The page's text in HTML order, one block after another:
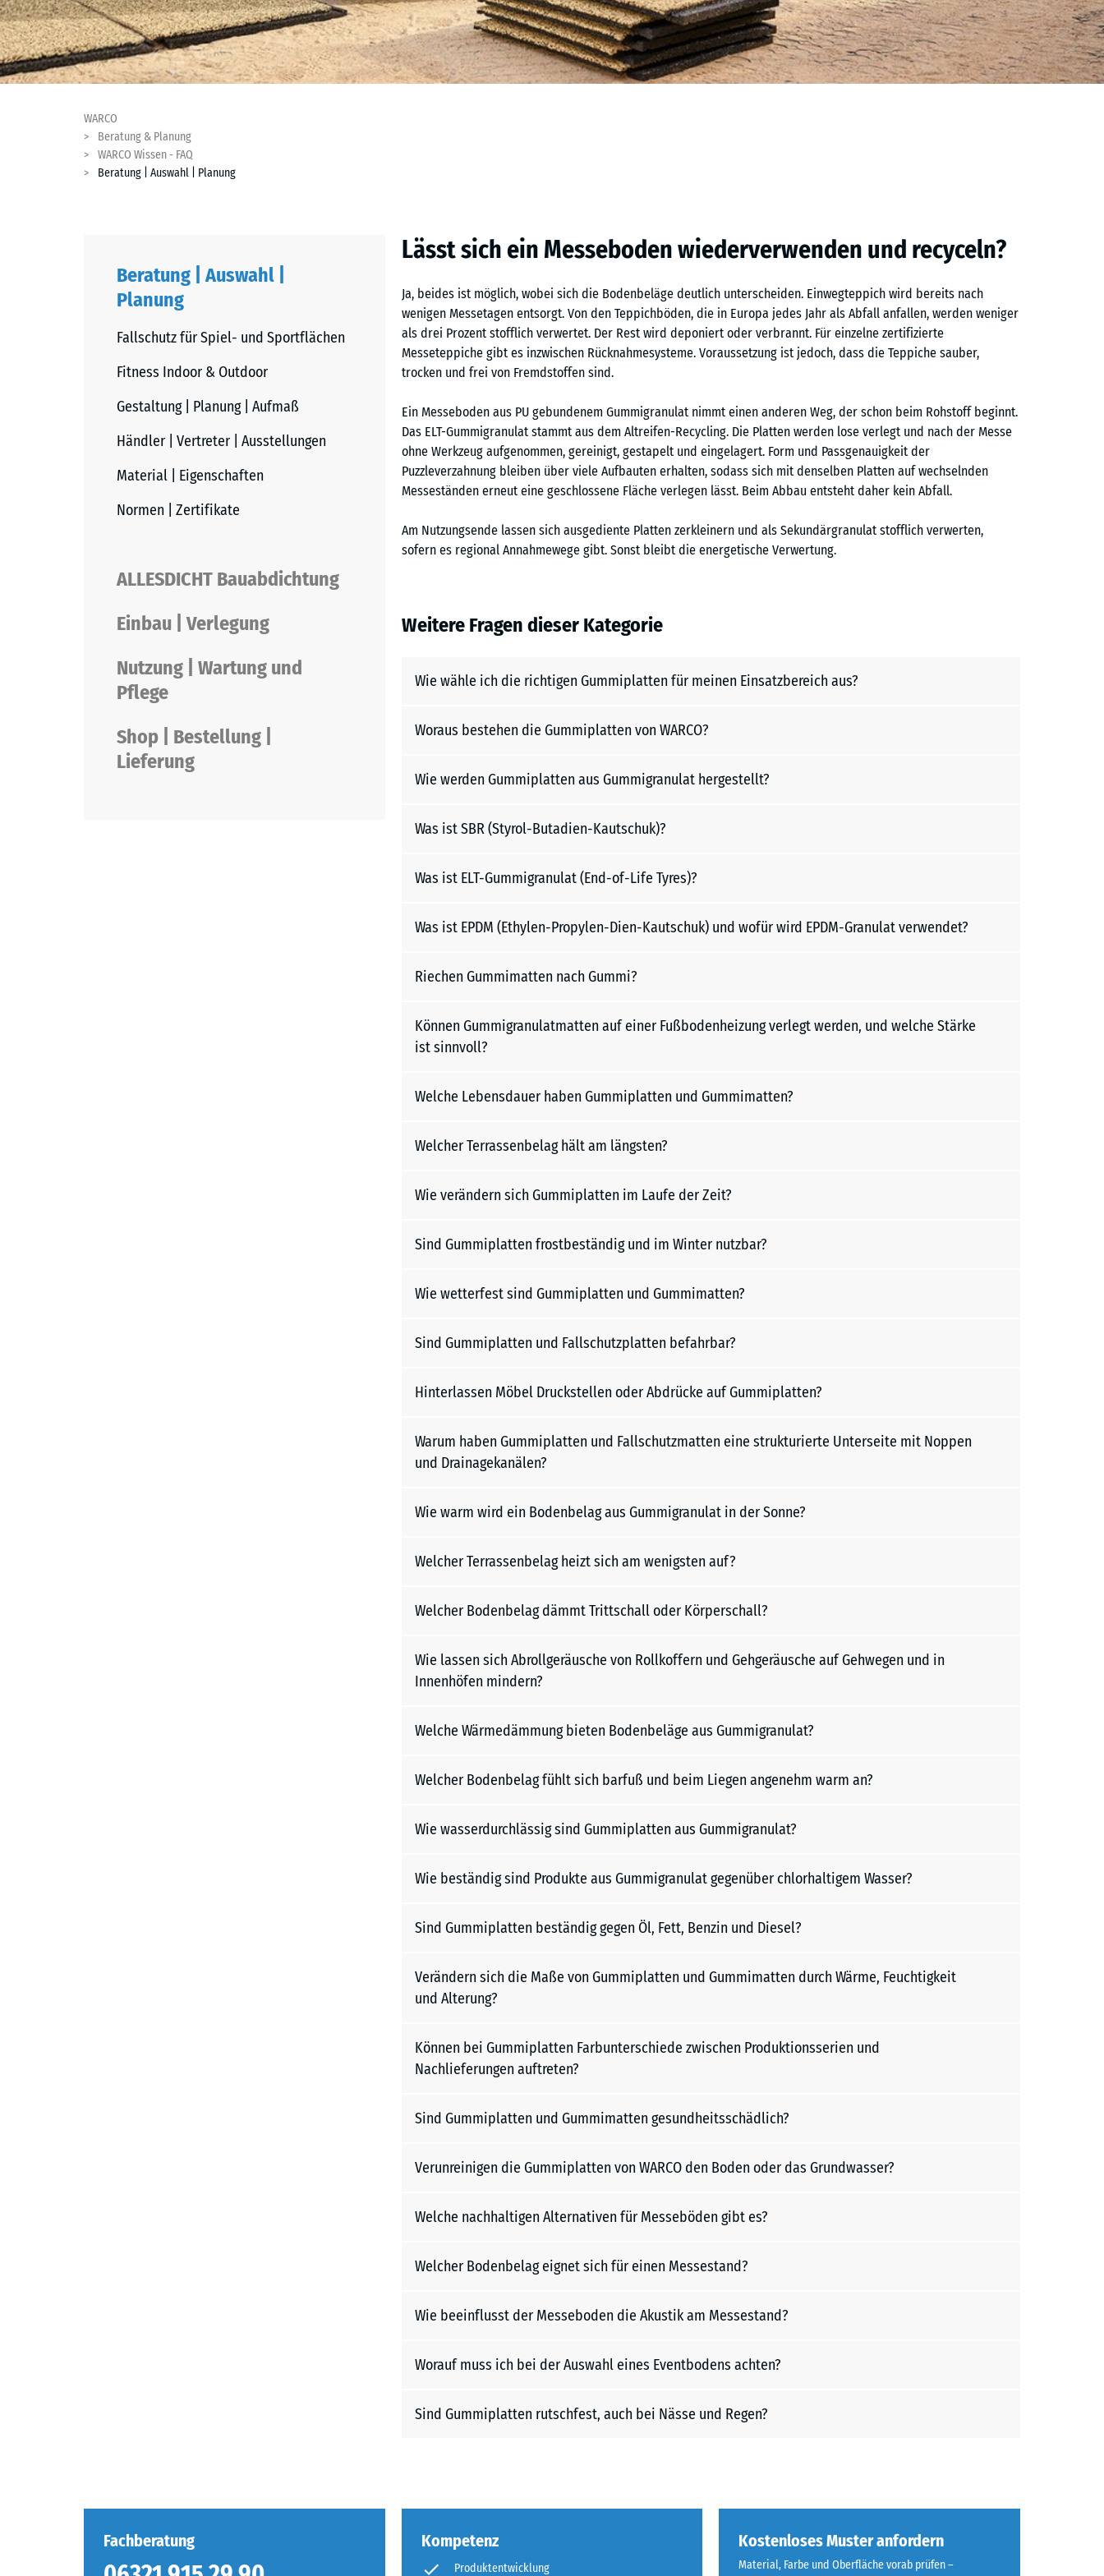
WARCO
Beratung & Planung
WARCO Wissen - FAQ
Beratung | Auswahl | Planung
Beratung | Auswahl |
Planung
Fallschutz für Spiel- und Sportflächen
Fitness Indoor & Outdoor
Gestaltung | Planung | Aufmaß
Händler | Vertreter | Ausstellungen
Material | Eigenschaften
Normen | Zertifikate
ALLESDICHT Bauabdichtung
Einbau | Verlegung
Nutzung | Wartung und
Pflege
Shop | Bestellung |
Lieferung
Lässt sich ein Messeboden wiederverwenden und recyceln?
Ja, beides ist möglich, wobei sich die Bodenbeläge deutlich unterscheiden. Einwegteppich wird bereits nach
wenigen Messetagen entsorgt. Von den Teppichböden, die in Europa jedes Jahr als Abfall anfallen, werden weniger
als drei Prozent stofflich verwertet. Der Rest wird deponiert oder verbrannt. Für einzelne zertifizierte
Messeteppiche gibt es inzwischen Rücknahmesysteme. Voraussetzung ist jedoch, dass die Teppiche sauber,
trocken und frei von Fremdstoffen sind.
Ein Messeboden aus PU gebundenem Gummigranulat nimmt einen anderen Weg, der schon beim Rohstoff beginnt.
Das ELT-Gummigranulat stammt aus dem Altreifen-Recycling. Die Platten werden lose verlegt und nach der Messe
ohne Werkzeug aufgenommen, gereinigt, gestapelt und eingelagert. Form und Passgenauigkeit der
Puzzleverzahnung bleiben über viele Aufbauten erhalten, sodass sich mit denselben Platten auf wechselnden
Messeständen erneut eine geschlossene Fläche verlegen lässt. Beim Abbau entsteht daher kein Abfall.
Am Nutzungsende lassen sich ausgediente Platten zerkleinern und als Sekundärgranulat stofflich verwerten,
sofern es regional Annahmewege gibt. Sonst bleibt die energetische Verwertung.
Weitere Fragen dieser Kategorie
Wie wähle ich die richtigen Gummiplatten für meinen Einsatzbereich aus?
Woraus bestehen die Gummiplatten von WARCO?
Wie werden Gummiplatten aus Gummigranulat hergestellt?
Was ist SBR (Styrol-Butadien-Kautschuk)?
Was ist ELT-Gummigranulat (End-of-Life Tyres)?
Was ist EPDM (Ethylen-Propylen-Dien-Kautschuk) und wofür wird EPDM-Granulat verwendet?
Riechen Gummimatten nach Gummi?
Können Gummigranulatmatten auf einer Fußbodenheizung verlegt werden, und welche Stärke
ist sinnvoll?
Welche Lebensdauer haben Gummiplatten und Gummimatten?
Welcher Terrassenbelag hält am längsten?
Wie verändern sich Gummiplatten im Laufe der Zeit?
Sind Gummiplatten frostbeständig und im Winter nutzbar?
Wie wetterfest sind Gummiplatten und Gummimatten?
Sind Gummiplatten und Fallschutzplatten befahrbar?
Hinterlassen Möbel Druckstellen oder Abdrücke auf Gummiplatten?
Warum haben Gummiplatten und Fallschutzmatten eine strukturierte Unterseite mit Noppen
und Drainagekanälen?
Wie warm wird ein Bodenbelag aus Gummigranulat in der Sonne?
Welcher Terrassenbelag heizt sich am wenigsten auf?
Welcher Bodenbelag dämmt Trittschall oder Körperschall?
Wie lassen sich Abrollgeräusche von Rollkoffern und Gehgeräusche auf Gehwegen und in
Innenhöfen mindern?
Welche Wärmedämmung bieten Bodenbeläge aus Gummigranulat?
Welcher Bodenbelag fühlt sich barfuß und beim Liegen angenehm warm an?
Wie wasserdurchlässig sind Gummiplatten aus Gummigranulat?
Wie beständig sind Produkte aus Gummigranulat gegenüber chlorhaltigem Wasser?
Sind Gummiplatten beständig gegen Öl, Fett, Benzin und Diesel?
Verändern sich die Maße von Gummiplatten und Gummimatten durch Wärme, Feuchtigkeit
und Alterung?
Können bei Gummiplatten Farbunterschiede zwischen Produktionsserien und
Nachlieferungen auftreten?
Sind Gummiplatten und Gummimatten gesundheitsschädlich?
Verunreinigen die Gummiplatten von WARCO den Boden oder das Grundwasser?
Welche nachhaltigen Alternativen für Messeböden gibt es?
Welcher Bodenbelag eignet sich für einen Messestand?
Wie beeinflusst der Messeboden die Akustik am Messestand?
Worauf muss ich bei der Auswahl eines Eventbodens achten?
Sind Gummiplatten rutschfest, auch bei Nässe und Regen?
Fachberatung Kompetenz
Produktentwicklung
Kostenloses Muster anfordern
Material, Farbe und Oberfläche vorab prüfen –